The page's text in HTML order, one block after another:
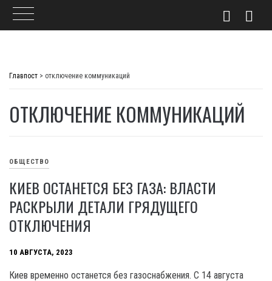
Главпост > отключение коммуникаций
ОТКЛЮЧЕНИЕ КОММУНИКАЦИЙ
ОБЩЕСТВО
КИЕВ ОСТАНЕТСЯ БЕЗ ГАЗА: ВЛАСТИ
РАСКРЫЛИ ДЕТАЛИ ГРЯДУЩЕГО
ОТКЛЮЧЕНИЯ
10 АВГУСТА, 2023
Киев временно останется без газоснабжения. С 14 августа